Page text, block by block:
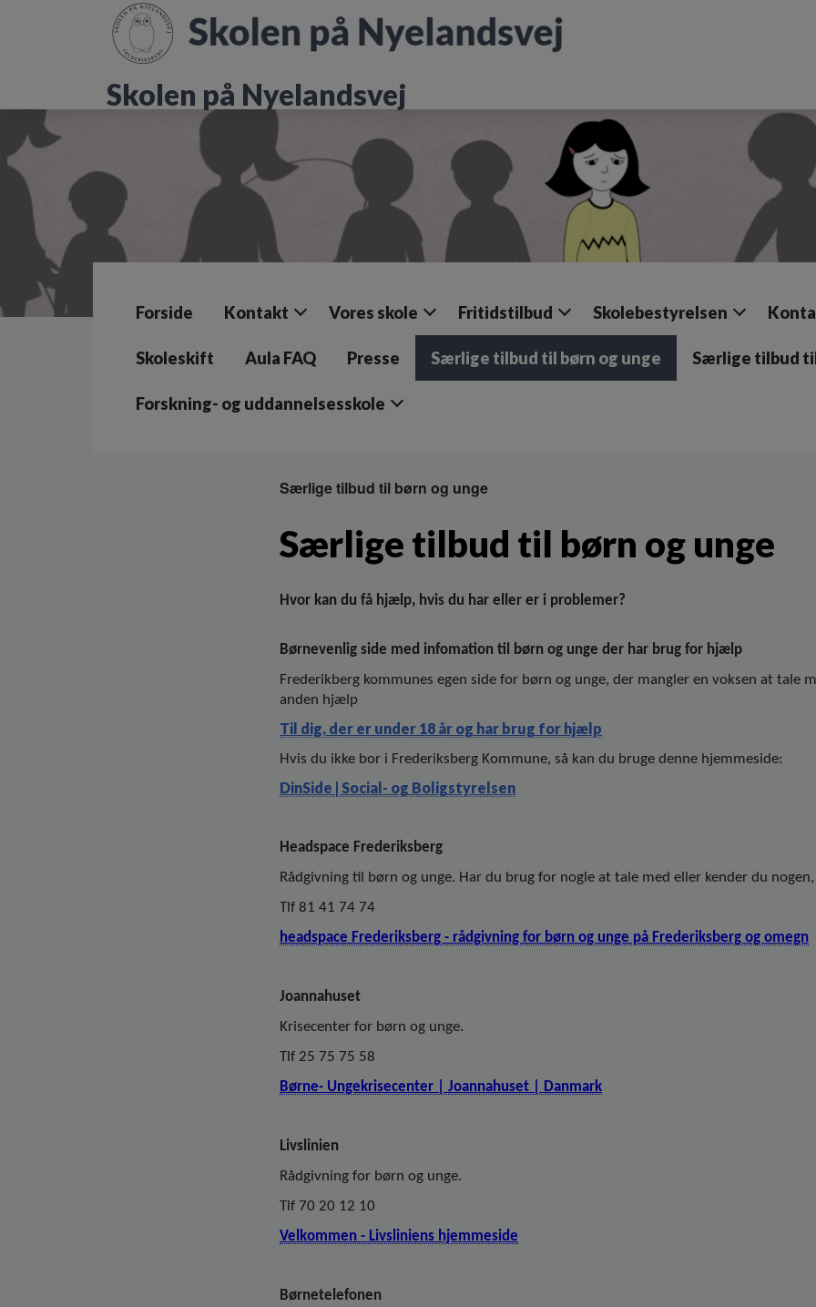
d
Skolen på Nyelandsvej
Forside Kontakt Vores skole Fritidstilbud Skolebestyrelsen
Skoleskift Aula FAQ Presse Særlige tilbud til børn og unge Særlige tilbud
Forskning- og uddannelsesskole
Særlige tilbud til børn og unge
Særlige tilbud til børn og unge
Hvor kan du få hjælp, hvis du har eller er i problemer?
Børnevenlig side med infomation til børn og unge der har brug for hjælp
Frederikberg kommunes egen side for børn og unge, der mangler en voksen at tale
anden hjælp
Til dig, der er under 18 år og har brug for hjælp
Hvis du ikke bor i Frederiksberg Kommune, så kan du bruge denne hjemmeside:
DinSide | Social- og Boligstyrelsen
Headspace Frederiksberg
Rådgivning til børn og unge. Har du brug for nogle at tale med eller kender du
Tlf 81 41 74 74
headspace Frederiksberg - rådgivning for børn og unge på Frederiksberg og omegn
Joannahuset
Krisecenter for børn og unge.
Tlf 25 75 75 58
Børne- Ungekrisecenter | Joannahuset | Danmark
Livslinien
Rådgivning for børn og unge.
Tlf 70 20 12 10
Velkommen - Livsliniens hjemmeside
Børnetelefonen